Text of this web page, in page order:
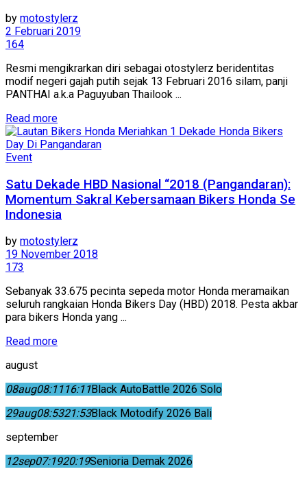
by motostylerz
2 Februari 2019
164
Resmi mengikrarkan diri sebagai otostylerz beridentitas
modif negeri gajah putih sejak 13 Februari 2016 silam, panji
PANTHAI a.k.a Paguyuban Thailook ...
Read more
Event
Satu Dekade HBD Nasional “2018 (Pangandaran):
Momentum Sakral Kebersamaan Bikers Honda Se
Indonesia
by motostylerz
19 November 2018
173
Sebanyak 33.675 pecinta sepeda motor Honda meramaikan
seluruh rangkaian Honda Bikers Day (HBD) 2018. Pesta akbar
para bikers Honda yang ...
Read more
august
08aug08:1116:11Black AutoBattle 2026 Solo
29aug08:5321:53Black Motodify 2026 Bali
september
12sep07:1920:19Senioria Demak 2026